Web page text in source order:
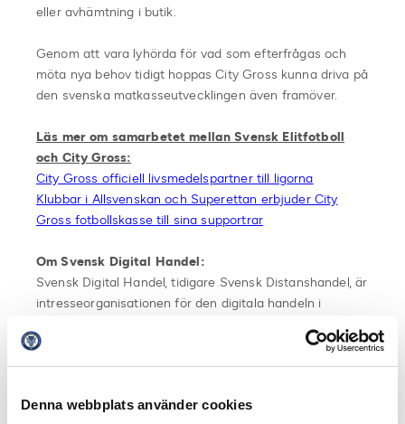
Denna webbplats använder cookies
eller avhämtning i butik.
Genom att vara lyhörda för vad som efterfrågas och
möta nya behov tidigt hoppas City Gross kunna driva på
den svenska matkasseutvecklingen även framöver.
Läs mer om samarbetet mellan Svensk Elitfotboll
och City Gross:
City Gross officiell livsmedelspartner till ligorna
Klubbar i Allsvenskan och Superettan erbjuder City
Gross fotbollskasse till sina supportrar
Om Svensk Digital Handel:
Svensk Digital Handel, tidigare Svensk Distanshandel, är
intresseorganisationen för den digitala handeln i
digitalt. svensk Digital Handel verkar för att
framtidssäkra medlemmarnas digitala verksamhet och
Svensk Digital Handel är en del av Svensk Handel.